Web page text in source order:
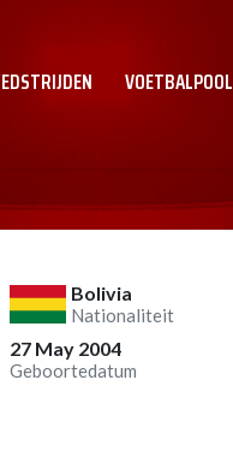
VOETBALPOOL
Bolivia
Nationaliteit
27 May 2004
Geboortedatum